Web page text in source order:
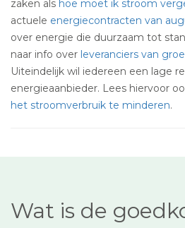
zaken als hoe moet ik stroom
actuele energiecontracten van
over energie die duurzaam tot
naar info over leveranciers van
Uiteindelijk wil iedereen een lage
energieaanbieder. Lees hiervoor
het stroomverbruik te minderen.
Wat is de